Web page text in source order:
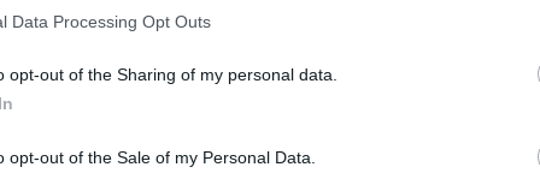
Data Processing Opt Outs
opt-out of the Sharing of my personal data.
opt-out of the Sale of my Personal Data.
limiti logistici e di stoccaggio, con il rischio
in tutto il Paese, riecheggiando le
nel 2022. Egri avverte che tali carenze